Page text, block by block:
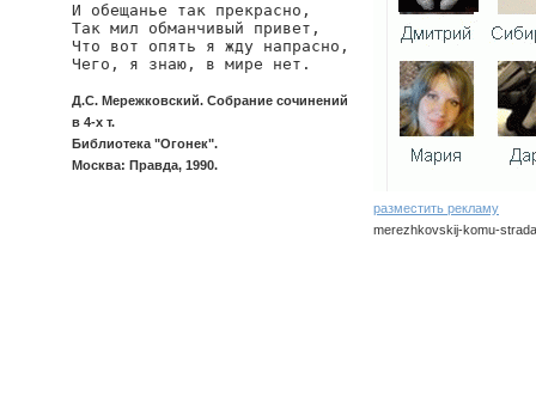
И обещанье так прекрасно,
Так мил обманчивый привет,
Что вот опять я жду напрасно,
Д.С. Мережковский. Собрание сочинений
в 4-х т.
Библиотека "Огонек".
Москва: Правда, 1990.
разместить рекламу
merezhkovskij-komu-